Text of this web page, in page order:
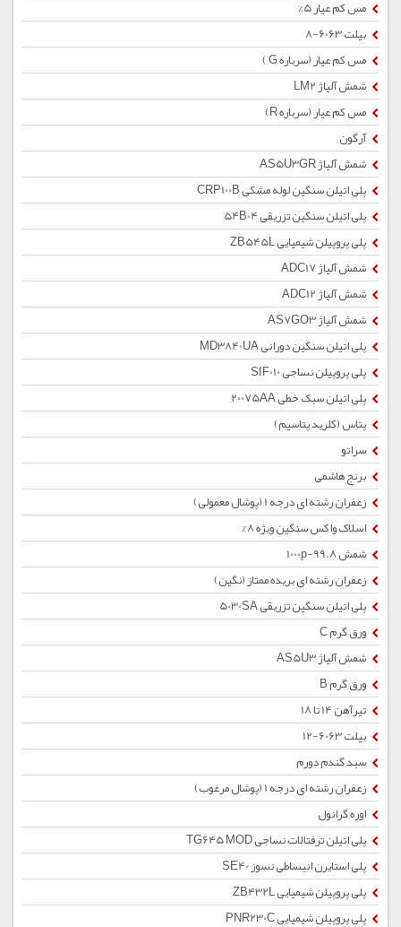
مس کم عیار 5%
بیلت 6063-8
مس کم عیار (سرباره G )
شمش آلیاژ LM2
مس کم عیار (سرباره R)
آرگون
شمش آلیاژ AS5U3GR
پلی اتیلن سنگین لوله مشکی CRP100B
پلی اتیلن سنگین تزریقی 54B04
پلی پروپیلن شیمیایی ZB545L
شمش آلیاژ ADC17
شمش آلیاژ ADC12
شمش آلیاژ AS7GO3
پلی اتیلن سنگین دورانی MD3840UA
پلی پروپیلن نساجی SIF010
پلی اتیلن سبک خطی 20075AA
پتاس (کلرید پتاسیم)
سراتو
برنج هاشمی
زعفران رشته ای درجه 1 (پوشال معمولی)
اسلاک واکس سنگین ویژه 8%
شمش 1000p-99.8
زعفران رشته ای بریده ممتاز (نگین)
پلی اتیلن سنگین تزریقی 5030SA
ورق گرم C
شمش آلیاژ AS5U3
ورق گرم B
تیرآهن 14 تا 18
بیلت 6063-12
سبد گندم دورم
زعفران رشته ای درجه 1 (پوشال مرغوب)
اوره گرانول
پلی اتیلن ترفتالات نساجی TG645 MOD
پلی استایرن انبساطی نسوز SE40
پلی پروپیلن شیمیایی ZB432L
پلی پروپیلن شیمیایی PNR230C